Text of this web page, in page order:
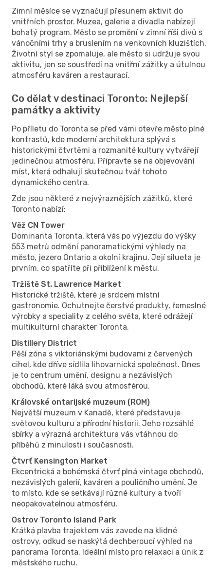
Zimní měsíce se vyznačují přesunem aktivit do
vnitřních prostor. Muzea, galerie a divadla nabízejí
bohatý program. Město se promění v zimní říši divů s
vánočními trhy a bruslením na venkovních kluzištích.
Životní styl se zpomaluje, ale město si udržuje svou
aktivitu, jen se soustředí na vnitřní zážitky a útulnou
atmosféru kaváren a restaurací.
Co dělat v destinaci Toronto: Nejlepší
památky a aktivity
Po příletu do Toronta se před vámi otevře město plné
kontrastů, kde moderní architektura splývá s
historickými čtvrtěmi a rozmanité kultury vytvářejí
jedinečnou atmosféru. Připravte se na objevování
míst, která odhalují skutečnou tvář tohoto
dynamického centra.
Zde jsou některé z nejvýraznějších zážitků, které
Toronto nabízí:
Věž CN Tower
Dominanta Toronta, která vás po výjezdu do výšky
553 metrů odmění panoramatickými výhledy na
město, jezero Ontario a okolní krajinu. Její silueta je
prvním, co spatříte při přiblížení k městu.
Tržiště St. Lawrence Market
Historické tržiště, které je srdcem místní
gastronomie. Ochutnejte čerstvé produkty, řemeslné
výrobky a speciality z celého světa, které odrážejí
multikulturní charakter Toronta.
Distillery District
Pěší zóna s viktoriánskými budovami z červených
cihel, kde dříve sídlila lihovarnická společnost. Dnes
je to centrum umění, designu a nezávislých
obchodů, které láká svou atmosférou.
Královské ontarijské muzeum (ROM)
Největší muzeum v Kanadě, které představuje
světovou kulturu a přírodní historii. Jeho rozsáhlé
sbírky a výrazná architektura vás vtáhnou do
příběhů z minulosti i současnosti.
Čtvrť Kensington Market
Ekcentrická a bohémská čtvrť plná vintage obchodů,
nezávislých galerií, kaváren a pouličního umění. Je
to místo, kde se setkávají různé kultury a tvoří
neopakovatelnou atmosféru.
Ostrov Toronto Island Park
Krátká plavba trajektem vás zavede na klidné
ostrovy, odkud se naskýtá dechberoucí výhled na
panorama Toronta. Ideální místo pro relaxaci a únik z
městského ruchu.